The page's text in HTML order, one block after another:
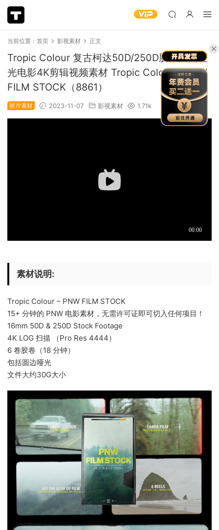
当前位置： 首页 影视素材 正文
Tropic Colour 复古柯达50D/250D胶卷圆边哑
光电影4K剪辑视频素材 Tropic Colour – PNW
FILM STOCK（8861）
胶片素材 2023-11-07 影视素材 1.71k
素材说明:
Tropic Colour – PNW FILM STOCK
15+ 分钟的 PNW 电影素材，无需许可证即可切入任何项目！
16mm 50D & 250D Stock Footage
4K LOG 扫描 （Pro Res 4444）
6 卷胶卷（18 分钟）
包括圆边哑光
文件大约30G大小